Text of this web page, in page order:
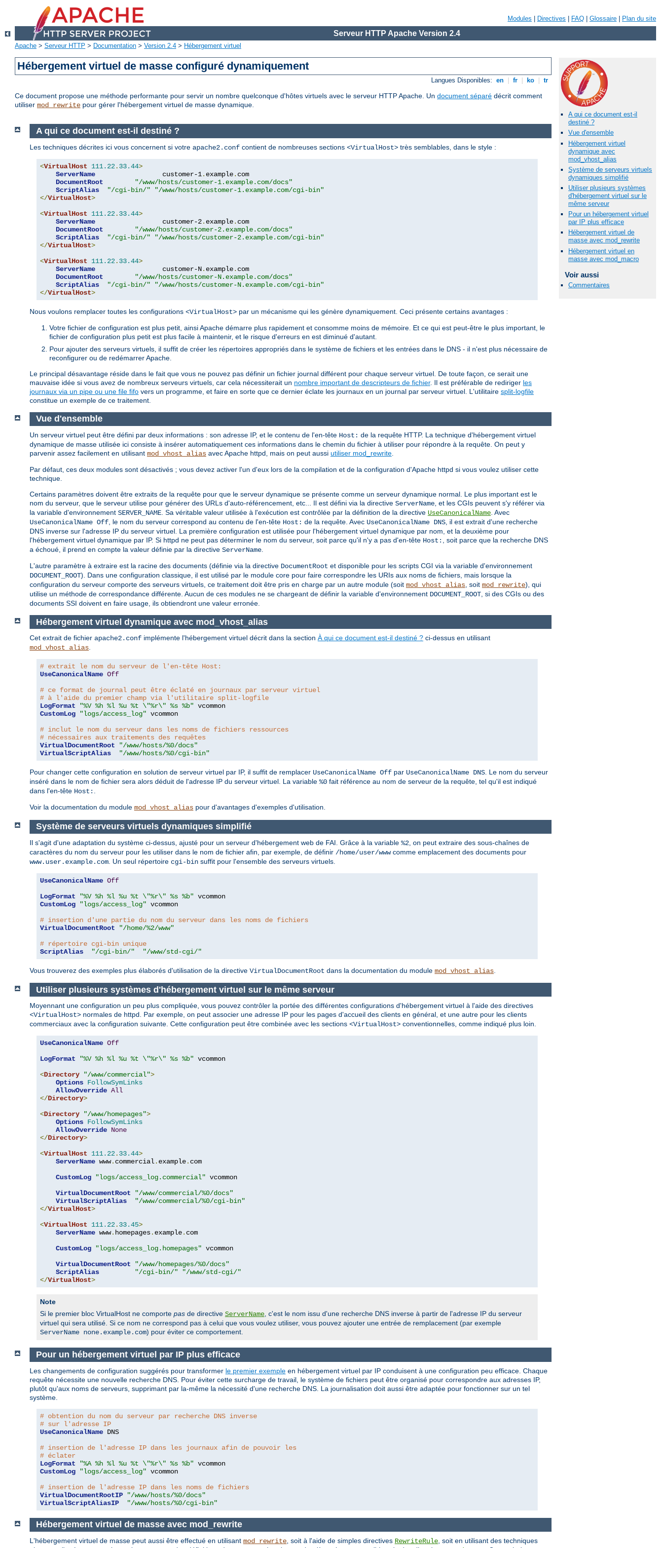
Modules Directives FAQ Glossaire Plan du site
Serveur HTTP Apache Version 2.4
Apache > Serveur HTTP > Documentation > Version 2.4 > Hébergement virtuel
Hébergement virtuel de masse configuré dynamiquement
Langues Disponibles: en fr ko tr
Ce document propose une méthode performante pour servir un nombre quelconque d'hôtes virtuels avec le serveur HTTP Apache. Un document séparé décrit comment
utiliser mod_rewrite pour gérer l'hébergement virtuel de masse dynamique.
A qui ce document est-il
destiné ?
Vue d'ensemble
Hébergement virtuel
dynamique avec
mod_vhost_alias
Système de serveurs virtuels
dynamiques simplifié
Utiliser plusieurs systèmes
d'hébergement virtuel sur le
même serveur
Pour un hébergement virtuel
par IP plus efficace
Hébergement virtuel de
masse avec mod_rewrite
Hébergement virtuel en
masse avec mod_macro
Voir aussi
Commentaires
A qui ce document est-il destiné ?
Les techniques décrites ici vous concernent si votre apache2.conf contient de nombreuses sections <VirtualHost> très semblables, dans le style :
<VirtualHost 111.22. 33.44>
ServerName
                 customer-1
. example. com
DocumentRoot
"/www/hosts/customer-1.example.com/docs"
ScriptAlias
"/cgi-bin/"
"/www/hosts/customer-1.example.com/cgi-bin"
</VirtualHost>
<VirtualHost 111.22. 33.44>
ServerName
                 customer-2
. example. com
DocumentRoot
"/www/hosts/customer-2.example.com/docs"
ScriptAlias
"/cgi-bin/"
"/www/hosts/customer-2.example.com/cgi-bin"
</VirtualHost>
<VirtualHost 111.22. 33.44>
ServerName
                 customer-N
. example. com
DocumentRoot
"/www/hosts/customer-N.example.com/docs"
ScriptAlias
"/cgi-bin/"
"/www/hosts/customer-N.example.com/cgi-bin"
</VirtualHost>
Nous voulons remplacer toutes les configurations <VirtualHost> par un mécanisme qui les génère dynamiquement. Ceci présente certains avantages :
Votre fichier de configuration est plus petit, ainsi Apache démarre plus rapidement et consomme moins de mémoire. Et ce qui est peut-être le plus important, le
fichier de configuration plus petit est plus facile à maintenir, et le risque d'erreurs en est diminué d'autant.
Pour ajouter des serveurs virtuels, il suffit de créer les répertoires appropriés dans le système de fichiers et les entrées dans le DNS - il n'est plus nécessaire de
reconfigurer ou de redémarrer Apache.
Le principal désavantage réside dans le fait que vous ne pouvez pas définir un fichier journal différent pour chaque serveur virtuel. De toute façon, ce serait une
mauvaise idée si vous avez de nombreux serveurs virtuels, car cela nécessiterait un nombre important de descripteurs de fichier. Il est préférable de rediriger les
journaux via un pipe ou une file fifo vers un programme, et faire en sorte que ce dernier éclate les journaux en un journal par serveur virtuel. L'utilitaire split-logfile
constitue un exemple de ce traitement.
Vue d'ensemble
Un serveur virtuel peut être défini par deux informations : son adresse IP, et le contenu de l'en-tête Host: de la requête HTTP. La technique d'hébergement virtuel
dynamique de masse utilisée ici consiste à insérer automatiquement ces informations dans le chemin du fichier à utiliser pour répondre à la requête. On peut y
parvenir assez facilement en utilisant mod_vhost_alias avec Apache httpd, mais on peut aussi utiliser mod_rewrite
Par défaut, ces deux modules sont désactivés ; vous devez activer l'un d'eux lors de la compilation et de la configuration d'Apache httpd si vous voulez utiliser cette
technique.
Certains paramètres doivent être extraits de la requête pour que le serveur dynamique se présente comme un serveur dynamique normal. Le plus important est le
nom du serveur, que le serveur utilise pour générer des URLs d'auto-référencement, etc... Il est défini via la directive ServerName , et les CGIs peuvent s'y référer via
la variable d'environnement SERVER_NAME . Sa véritable valeur utilisée à l'exécution est contrôlée par la définition de la directive UseCanonicalName . Avec
UseCanonicalName Off , le nom du serveur correspond au contenu de l'en-tête Host: de la requête. Avec UseCanonicalName DNS , il est extrait d'une recherche
DNS inverse sur l'adresse IP du serveur virtuel. La première configuration est utilisée pour l'hébergement virtuel dynamique par nom, et la deuxième pour
l'hébergement virtuel dynamique par IP. Si httpd ne peut pas déterminer le nom du serveur, soit parce qu'il n'y a pas d'en-tête Host:
, soit parce que la recherche DNS
a échoué, il prend en compte la valeur définie par la directive ServerName
L'autre paramètre à extraire est la racine des documents (définie via la directive DocumentRoot et disponible pour les scripts CGI via la variable d'environnement
DOCUMENT_ROOT). Dans une configuration classique, il est utilisé par le module core pour faire correspondre les URIs aux noms de fichiers, mais lorsque la
configuration du serveur comporte des serveurs virtuels, ce traitement doit être pris en charge par un autre module (soit mod_vhost_alias , soit mod_rewrite), qui
utilise un méthode de correspondance différente. Aucun de ces modules ne se chargeant de définir la variable d'environnement DOCUMENT_ROOT , si des CGIs ou des
documents SSI doivent en faire usage, ils obtiendront une valeur erronée.
Hébergement virtuel dynamique avec mod_vhost_alias
Cet extrait de fichier apache2.conf implémente l'hébergement virtuel décrit dans la section À qui ce document est-il destiné ? ci-dessus en utilisant
mod_vhost_alias.
# extrait le nom du serveur de l'en-tête Host:
UseCanonicalName Off
# ce format de journal peut être éclaté en journaux par serveur virtuel
# à l'aide du premier champ via l'utilitaire split-logfile
LogFormat
"%V %h %l %u %t \"%r\" %s %b"
CustomLog
"logs/access_log" vcommon
# inclut le nom du serveur dans les noms de fichiers ressources
# nécessaires aux traitements des requêtes
VirtualDocumentRoot
"/www/hosts/%0/docs"
VirtualScriptAlias
"/www/hosts/%0/cgi-bin"
Pour changer cette configuration en solution de serveur virtuel par IP, il suffit de remplacer UseCanonicalName Off par UseCanonicalName DNS. Le nom du serveur
inséré dans le nom de fichier sera alors déduit de l'adresse IP du serveur virtuel. La variable %0 fait référence au nom de serveur de la requête, tel qu'il est indiqué
dans l'en-tête Host: .
Voir la documentation du module mod_vhost_alias pour d'avantages d'exemples d'utilisation.
Système de serveurs virtuels dynamiques simplifié
Il s'agit d'une adaptation du système ci-dessus, ajusté pour un serveur d'hébergement web de FAI. Grâce à la variable %2 , on peut extraire des sous-chaînes de
caractères du nom du serveur pour les utiliser dans le nom de fichier afin, par exemple, de définir /home/user/wwwcomme emplacement des documents pour
www.user.example.com . Un seul répertoire cgi-bin suffit pour l'ensemble des serveurs virtuels.
UseCanonicalName Off
LogFormat
"%V %h %l %u %t \"%r\" %s %b"
CustomLog
"logs/access_log" vcommon
# insertion d'une partie du nom du serveur dans les noms de fichiers
VirtualDocumentRoot
"/home/%2/www"
# répertoire cgi-bin unique
ScriptAlias
"/cgi-bin/" "/www/std-cgi/"
Vous trouverez des exemples plus élaborés d'utilisation de la directive VirtualDocumentRoot dans la documentation du module mod_vhost_alias
Utiliser plusieurs systèmes d'hébergement virtuel sur le même serveur
Moyennant une configuration un peu plus compliquée, vous pouvez contrôler la portée des différentes configurations d'hébergement virtuel à l'aide des directives
<VirtualHost> normales de httpd. Par exemple, on peut associer une adresse IP pour les pages d'accueil des clients en général, et une autre pour les clients
commerciaux avec la configuration suivante. Cette configuration peut être combinée avec les sections <VirtualHost> conventionnelles, comme indiqué plus loin.
UseCanonicalName Off
LogFormat
"%V %h %l %u %t \"%r\" %s %b" vcommon
<Directory "/www/commercial">
Options FollowSymLinks
AllowOverride All
</Directory>
<Directory "/www/homepages">
Options FollowSymLinks
AllowOverride None
</Directory>
<VirtualHost 111.22. 33.44>
ServerName www. commercial. example. com
CustomLog
"logs/access_log.commercial" vcommon
VirtualDocumentRoot
"/www/commercial/%0/docs"
VirtualScriptAlias
"/www/commercial/%0/cgi-bin"
</VirtualHost>
<VirtualHost 111.22. 33.45>
ServerName www. homepages. example. com
CustomLog
"logs/access_log.homepages" vcommon
VirtualDocumentRoot
"/www/homepages/%0/docs"
ScriptAlias
"/cgi-bin/"
"/www/std-cgi/"
</VirtualHost>
Note
Si le premier bloc VirtualHost ne comporte pas de directive ServerName, c'est le nom issu d'une recherche DNS inverse à partir de l'adresse IP du serveur
virtuel qui sera utilisé. Si ce nom ne correspond pas à celui que vous voulez utiliser, vous pouvez ajouter une entrée de remplacement (par exemple
ServerName none.example.com) pour éviter ce comportement.
Pour un hébergement virtuel par IP plus efficace
Les changements de configuration suggérés pour transformer le premier exemple en hébergement virtuel par IP conduisent à une configuration peu efficace. Chaque
requête nécessite une nouvelle recherche DNS. Pour éviter cette surcharge de travail, le système de fichiers peut être organisé pour correspondre aux adresses IP,
plutôt qu'aux noms de serveurs, supprimant par la-même la nécessité d'une recherche DNS. La journalisation doit aussi être adaptée pour fonctionner sur un tel
système.
# obtention du nom du serveur par recherche DNS inverse
# sur l'adresse IP
UseCanonicalName DNS
# insertion de l'adresse IP dans les journaux afin de pouvoir les
# éclater
LogFormat
"%A %h %l %u %t \"%r\" %s %b"
CustomLog
"logs/access_log" vcommon
# insertion de l'adresse IP dans les noms de fichiers
VirtualDocumentRootIP
"/www/hosts/%0/docs"
VirtualScriptAliasIP
"/www/hosts/%0/cgi-bin"
Hébergement virtuel de masse avec mod_rewrite
L'hébergement virtuel de masse peut aussi être effectué en utilisant mod_rewrite , soit à l'aide de simples directives RewriteRule , soit en utilisant des techniques